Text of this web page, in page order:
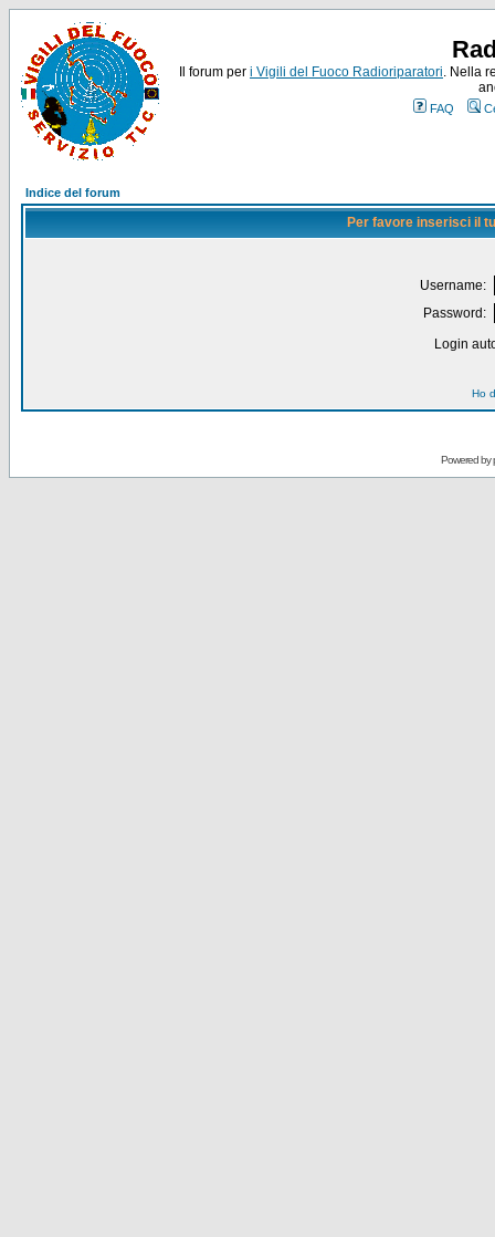
Il forum per i Vigili del Fuoco Radioriparatori. Nella
FAQ
Indice del forum
Per favore inserisci il
Username:
Password:
Login
Ho
Powered by